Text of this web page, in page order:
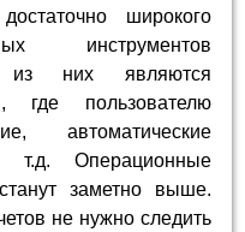
широкого
инструментов
из них являются
где пользователю
автоматические
т.д. Операционные
заметно выше.
не нужно следить